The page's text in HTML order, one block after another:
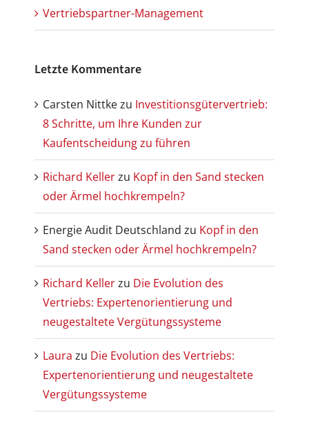
Vertriebspartner-Management
Letzte Kommentare
Carsten Nittkezu Investitionsgütervertrieb:
8 Schritte, um Ihre Kunden zur
Kaufentscheidung zu führen
Richard Kellerzu Kopf in den Sand stecken
oder Ärmel hochkrempeln?
Energie Audit Deutschland zu Kopf in den
Sand stecken oder Ärmel hochkrempeln?
Richard Kellerzu Die Evolution des
Vertriebs: Expertenorientierung und
neugestaltete Vergütungssysteme
Laura zu Die Evolution des Vertriebs:
Expertenorientierung und neugestaltete
Vergütungssysteme